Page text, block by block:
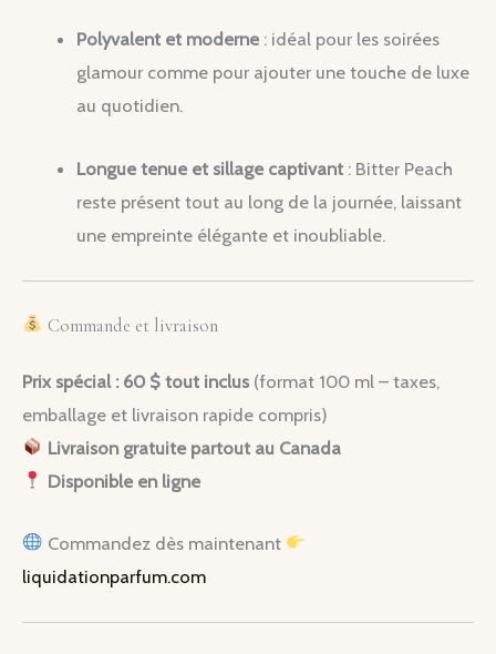
Polyvalent et moderne : idéal pour les soirées
glamour comme pour ajouter une touche de luxe
au quotidien.
Longue tenue et sillage captivant : Bitter Peach
reste présent tout au long de la journée, laissant
une empreinte élégante et inoubliable.
Commande et livraison
Prix spécial : 60 $ tout inclus (format 100 ml – taxes,
emballage et livraison rapide compris)
Livraison gratuite partout au Canada
Disponible en ligne
Commandez dès maintenant
liquidationparfum.com